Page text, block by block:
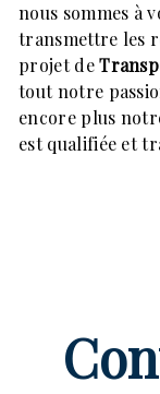
nous sommes à
transmettre les
projet de
tout notre
encore plus
est qualifiée et